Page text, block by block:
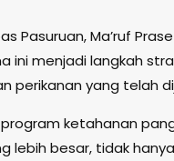
Pasuruan, Ma’ruf
ini menjadi langkah
perikanan yang telah
ketahanan
lebih besar, tidak